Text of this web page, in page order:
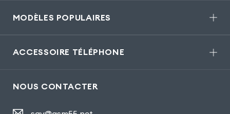
MODÈLES POPULAIRES
ACCESSOIRE TÉLÉPHONE
NOUS CONTACTER